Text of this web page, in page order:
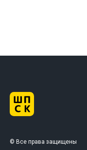
© Все права защищены